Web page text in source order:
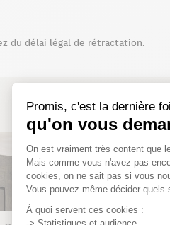
Promis, c'est la dernière
qu'on vous
Plateforme de
On est vraiment très content que
Mais comme vous n'avez pas
cookies, on ne sait pas si vous
Vous pouvez même décider
À quoi servent ces cookies :
du délai légal de rétractation.